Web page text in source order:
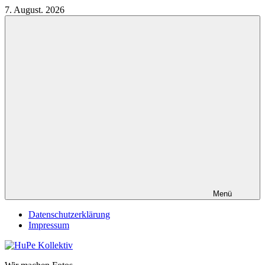
Zum
Inhalt
7. August. 2026
Menü
Datenschutzerklärung
Impressum